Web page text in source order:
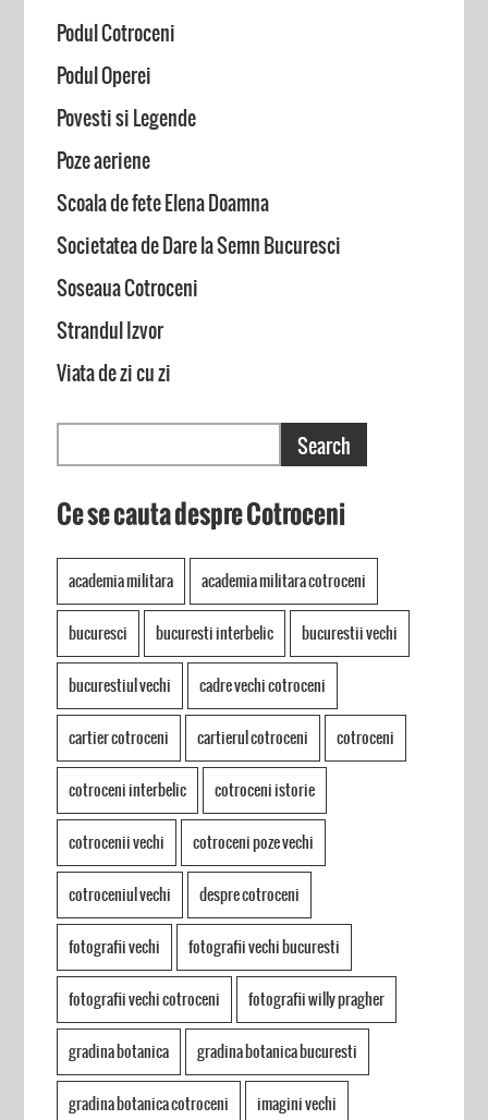
Podul Cotroceni
Podul Operei
Povesti si Legende
Poze aeriene
Scoala de fete Elena Doamna
Societatea de Dare la Semn Bucuresci
Soseaua Cotroceni
Strandul Izvor
Viata de zi cu zi
Ce se cauta despre Cotroceni
academia militara academia militara cotroceni
bucuresci bucuresti interbelic bucurestii vechi
bucurestiul vechi cadre vechi cotroceni
cartier cotroceni cartierul cotroceni cotroceni
cotroceni interbelic cotroceni istorie
cotrocenii vechi cotroceni poze vechi
cotroceniul vechi despre cotroceni
fotografii vechi fotografii vechi bucuresti
fotografii vechi cotroceni fotografii willy pragher
gradina botanica gradina botanica bucuresti
gradina botanica cotroceni imagini vechi